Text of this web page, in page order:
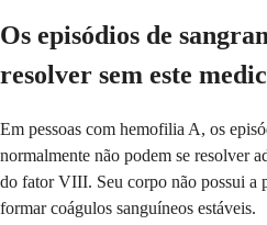
Os episódios de
resolver sem este
Em pessoas com hemofilia A, os
normalmente não podem se resolver
do fator VIII. Seu corpo não possui a
formar coágulos sanguíneos estáveis.